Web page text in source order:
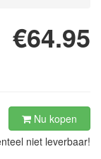
€64.95
Nu kopen
niet leverbaar!